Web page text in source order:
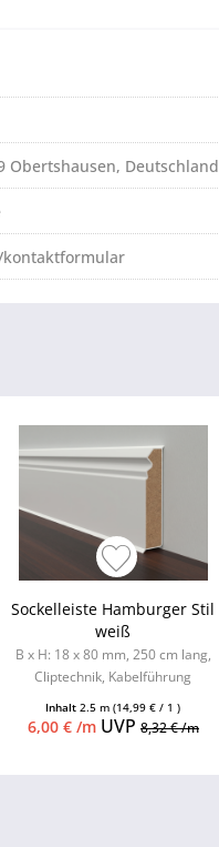
Obertshausen, Deutschland
Sockelleiste Hamburger Stil
weiß
B x H: 18 x 80 mm, 250 cm lang,
Cliptechnik, Kabelführung
Zubehör...
Inhalt2.5 m(14,99 € / 1 )
6,00 € /mUVP 8,32 € /m